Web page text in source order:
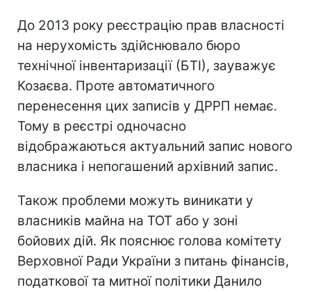
До 2013 року реєстрацію прав власності
на нерухомість здійснювало бюро
технічної інвентаризації (БТІ), зауважує
Козаєва. Проте автоматичного
перенесення цих записів у ДРРП немає.
Тому в реєстрі одночасно
відображаються актуальний запис нового
власника і непогашений архівний запис.
Також проблеми можуть виникати у
власників майна на ТОТ або у зоні
бойових дій. Як пояснює голова комітету
Верховної Ради України з питань фінансів,
податкової та митної політики Данило